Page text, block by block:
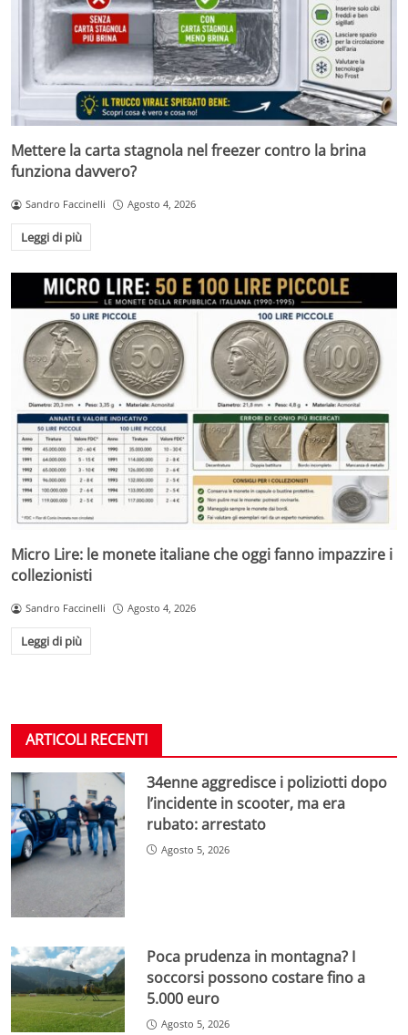
Mettere la carta stagnola nel freezer contro la brina
funziona davvero?
Sandro Faccinelli Agosto 4, 2026
Leggi di più
Micro Lire: le monete italiane che oggi fanno impazzire i
collezionisti
Sandro Faccinelli Agosto 4, 2026
Leggi di più
ARTICOLI RECENTI
34enne aggredisce i poliziotti dopo
l’incidente in scooter, ma era
rubato: arrestato
Agosto 5, 2026
Poca prudenza in montagna? I
soccorsi possono costare fino a
5.000 euro
Agosto 5, 2026